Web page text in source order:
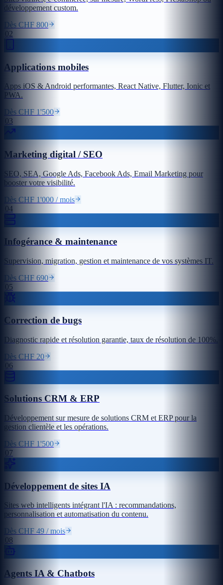
développement custom.
Dès CHF 800
02
Applications mobiles
Apps iOS & Android performantes, React Native, Flutter, Ionic et
PWA.
Dès CHF 1'500
03
Marketing digital / SEO
SEO, SEA, Google Ads, Facebook Ads, Email Marketing pour
booster votre visibilité.
Dès CHF 1'000 / mois
04
Infogérance & maintenance
Supervision, migration, gestion et maintenance de vos systèmes IT.
Dès CHF 690
05
Correction de bugs
Diagnostic rapide et résolution garantie, taux de résolution de 100%.
Dès CHF 20
06
Solutions CRM & ERP
Développement sur mesure de solutions CRM et ERP pour la
gestion clientèle et les opérations.
Dès CHF 1'500
07
Développement de sites IA
Sites web intelligents intégrant l'IA : recommandations,
personnalisation et automatisation du contenu.
Dès CHF 49 / mois
08
Agents IA & Chatbots